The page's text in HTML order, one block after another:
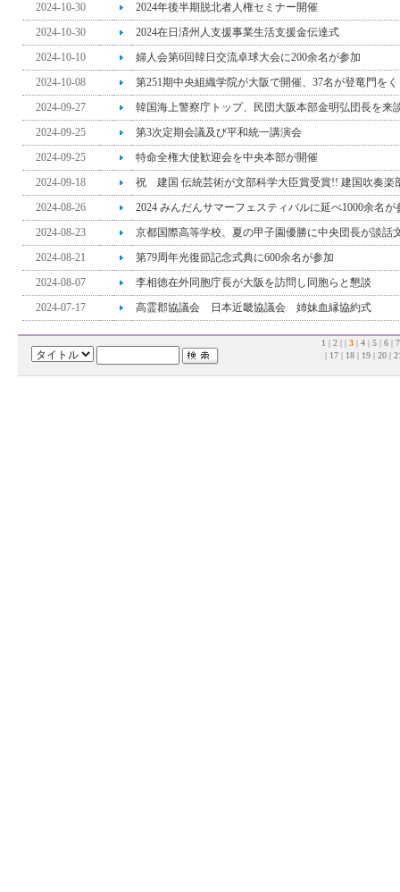
2024-10-30
2024年後半期脱北者人権セミナー開催
2024-10-30
2024在日済州人支援事業生活支援金伝達式
2024-10-10
婦人会第6回韓日交流卓球大会に200余名が参加
2024-10-08
第251期中央組織学院が大阪で開催、37名が登竜門を
2024-09-27
韓国海上警察庁トップ、民団大阪本部金明弘団長を来
2024-09-25
第3次定期会議及び平和統一講演会
2024-09-25
特命全権大使歓迎会を中央本部が開催
2024-09-18
祝 建国 伝統芸術が文部科学大臣賞受賞!! 建国吹奏楽
2024-08-26
2024 みんだんサマーフェスティバルに延べ1000余名が
2024-08-23
京都国際高等学校、夏の甲子園優勝に中央団長が談話
2024-08-21
第79周年光復節記念式典に600余名が参加
2024-08-07
李相徳在外同胞庁長が大阪を訪問し同胞らと懇談
2024-07-17
高霊郡協議会 日本近畿協議会 姉妹血縁協約式
1 | 2 | | 3 | 4 | 5 | 6 |
| 17 | 18 | 19 | 20 |